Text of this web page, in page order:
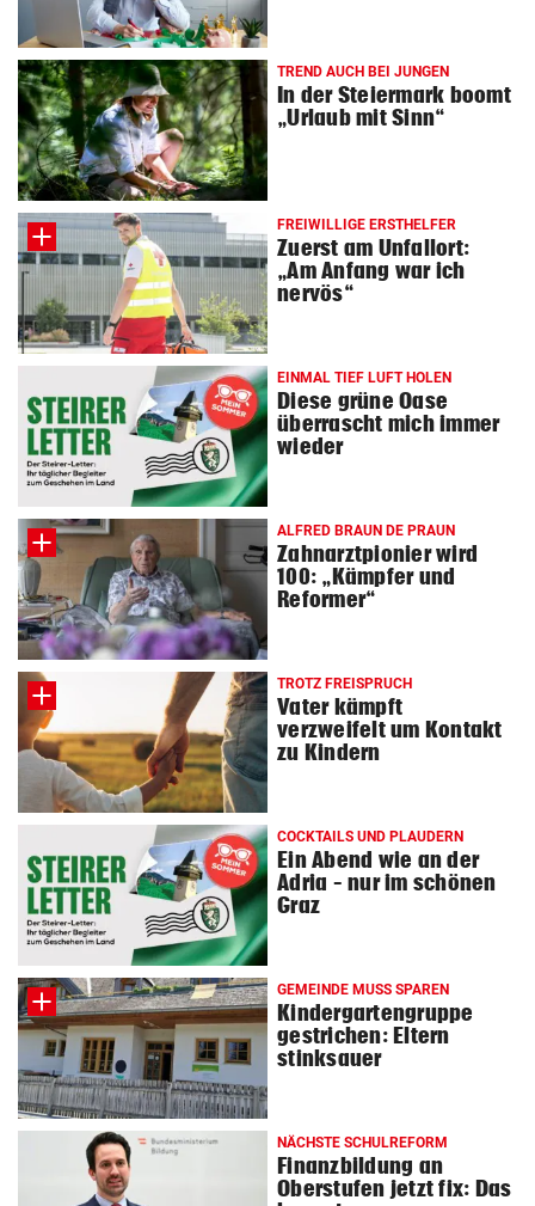
TREND AUCH BEI JUNGEN
In der Steiermark boomt
„Urlaub mit Sinn“
FREIWILLIGE ERSTHELFER
Zuerst am Unfallort:
„Am Anfang war ich
nervös“
EINMAL TIEF LUFT HOLEN
Diese grüne Oase
überrascht mich immer
wieder
ALFRED BRAUN DE PRAUN
Zahnarztpionier wird
100: „Kämpfer und
Reformer“
TROTZ FREISPRUCH
Vater kämpft
verzweifelt um Kontakt
zu Kindern
COCKTAILS UND PLAUDERN
Ein Abend wie an der
Adria – nur im schönen
Graz
GEMEINDE MUSS SPAREN
Kindergartengruppe
gestrichen: Eltern
stinksauer
NÄCHSTE SCHULREFORM
Finanzbildung an
Oberstufen jetzt fix: Das